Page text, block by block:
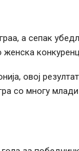
а сепак
овој
со многу млади